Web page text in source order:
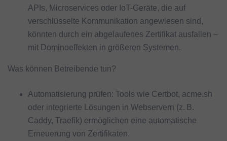
APIs, Microservices oder IoT-Geräte, die auf
verschlüsselte Kommunikation angewiesen sind,
könnten durch ein abgelaufenes Zertifikat ausfallen –
mit Dominoeffekten in größeren Systemen.
Was können Betreibende tun?
Automatisierung prüfen: Tools wie Certbot, acme.sh
oder integrierte Lösungen in Webservern (z. B.
Caddy, Traefik) ermöglichen eine automatische
Erneuerung von Zertifikaten.